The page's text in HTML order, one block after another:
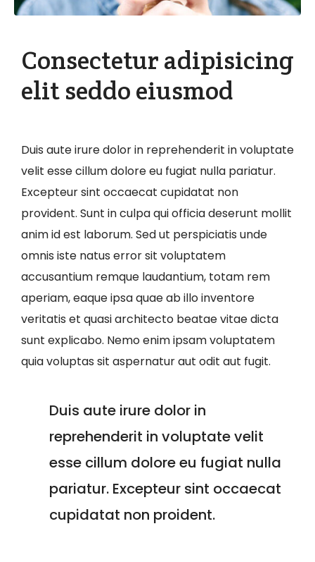
Consectetur adipisicing
elit seddo eiusmod
Duis aute irure dolor in reprehenderit in voluptate
velit esse cillum dolore eu fugiat nulla pariatur.
Excepteur sint occaecat cupidatat non
provident. Sunt in culpa qui officia deserunt mollit
anim id est laborum. Sed ut perspiciatis unde
omnis iste natus error sit voluptatem
accusantium remque laudantium, totam rem
aperiam, eaque ipsa quae ab illo inventore
veritatis et quasi architecto beatae vitae dicta
sunt explicabo. Nemo enim ipsam voluptatem
quia voluptas sit aspernatur aut odit aut fugit.
Duis aute irure dolor in
reprehenderit in voluptate velit
esse cillum dolore eu fugiat nulla
pariatur. Excepteur sint occaecat
cupidatat non proident.